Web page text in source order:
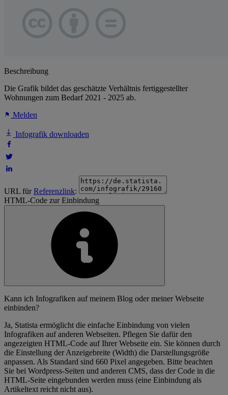
Beschreibung
Die Grafik bildet das geschätzte Verhältnis fertiggestellter
Wohnungen zum Bedarf 2021 - 2025 ab.
Melden
Infografik downloaden
URL fürReferenzlink:
HTML-Code zur Einbindung
Kann ich Infografiken auf meinem Blog oder meiner Webseite
einbinden?
Ja, Statista ermöglicht die einfache Einbindung von vielen
Infografiken auf anderen Webseiten. Pflegen Sie dafür den
angezeigten HTML-Code auf Ihrer Webseite ein. Sie können durch
die Einstellung der Anzeigebreite (Width) die Darstellungsgröße
anpassen. Als Standard sind 660 Pixel angegeben. Bitte beachten
Sie bei Wordpress-Seiten und anderen CMS, dass der Code in die
HTML-Seite eingebunden werden muss (eine Einbindung als
Artikeltext reicht nicht aus).